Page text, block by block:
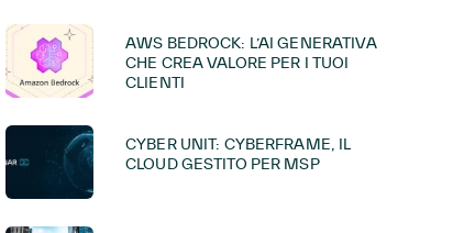
AWS BEDROCK: L’AI GENERATIVA
CHE CREA VALORE PER I TUOI
CLIENTI
CYBER UNIT: CYBERFRAME, IL
CLOUD GESTITO PER MSP